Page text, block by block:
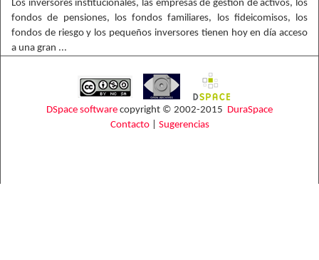
Los inversores institucionales, las empresas de gestión de activos, los
fondos de pensiones, los fondos familiares, los fideicomisos, los
fondos de riesgo y los pequeños inversores tienen hoy en día acceso
a una gran ...
DSpace software copyright © 2002-2015 DuraSpace
Contacto| Sugerencias